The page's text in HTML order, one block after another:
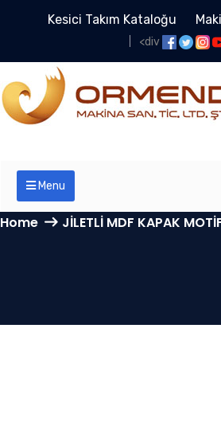
Kesici Takım Kataloğu
<div
Menu
Home JİLETLİ MDF KAPAK